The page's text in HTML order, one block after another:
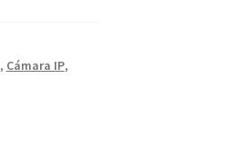
, Cámara IP,